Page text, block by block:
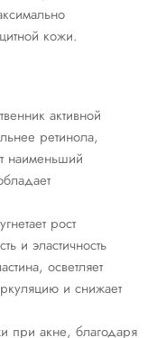
кожи.
активной
ретинола,
наименьший
рост
и эластичность
осветляет
и снижает
при акне, благодаря